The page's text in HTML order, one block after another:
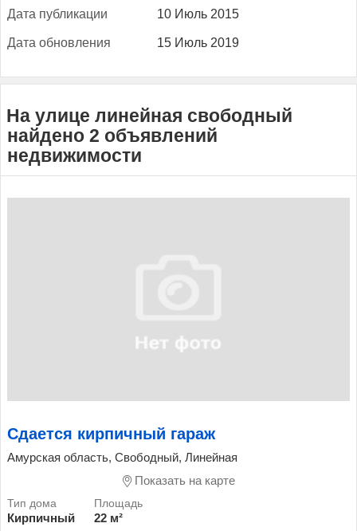
Да­та пуб­ли­кации 10 Июль 2015
Да­та об­новле­ния 15 Июль 2019
На улице линейная свободный
найдено 2 объявлений
недвижимости
Сдается кирпичный гараж
Амурская область, Свободный, Линейная
Показать на карте
Кирпичный 22 м²